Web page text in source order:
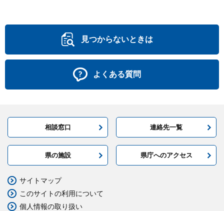
見つからないときは
よくある質問
相談窓口 連絡先一覧
県の施設 県庁へのアクセス
サイトマップ
このサイトの利用について
個人情報の取り扱い